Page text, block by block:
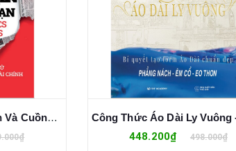
Hoảng Loạn, Hỗn Loạn Và Cuồng Loạn
448.200₫ 498.000₫